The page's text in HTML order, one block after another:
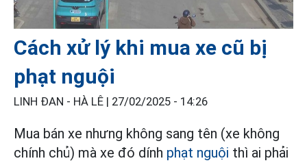
Cách xử lý khi mua xe cũ bị
phạt nguội
LINH ĐAN - HÀ LÊ | 27/02/2025 - 14:26
Mua bán xe nhưng không sang tên (xe không
chính chủ) mà xe đó dính phạt nguội thì ai phải